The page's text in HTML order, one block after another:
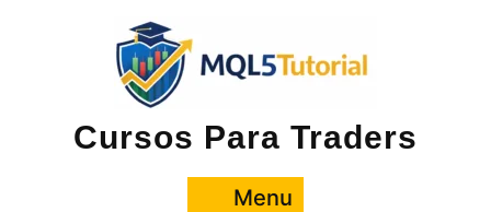
Cursos Para Traders
Menu